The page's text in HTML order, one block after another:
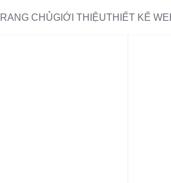
CHỦGIỚI THIỆUTHIẾT KẾ